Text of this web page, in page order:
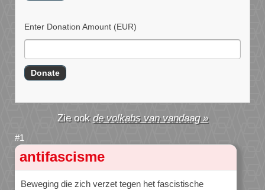
Enter Donation Amount (EUR)
de volkabs van vandaag »
antifascisme
Beweging die zich verzet tegen het fascistische